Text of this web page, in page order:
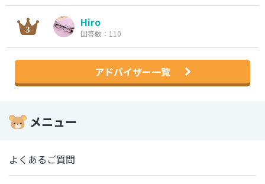
Hiro
回答数：110
アドバイザー一覧
メニュー
よくあるご質問